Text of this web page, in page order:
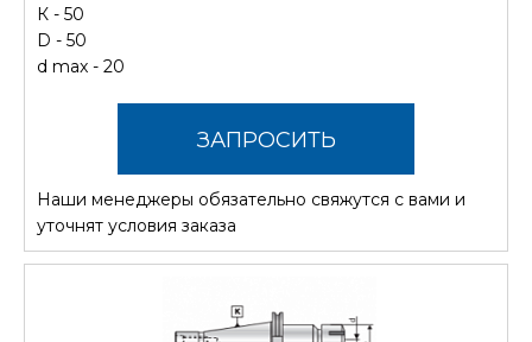
К - 50
D - 50
d max - 20
ЗАПРОСИТЬ
СТОИМОСТЬ
Наши менеджеры обязательно свяжутся с вами и
уточнят условия заказа